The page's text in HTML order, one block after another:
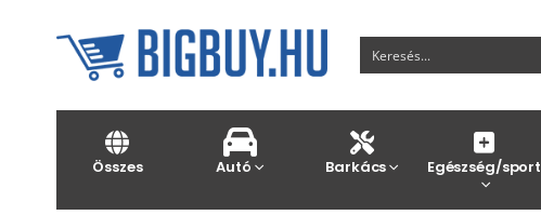
Összes Autó Barkács Egészség/sport